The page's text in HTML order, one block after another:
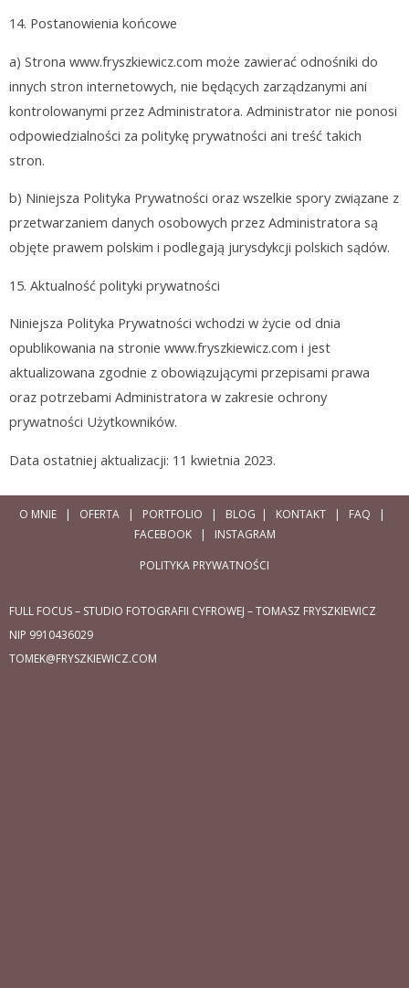
14. Postanowienia końcowe
a) Strona www.fryszkiewicz.com może zawierać odnośniki do
innych stron internetowych, nie będących zarządzanymi ani
kontrolowanymi przez Administratora. Administrator nie ponosi
odpowiedzialności za politykę prywatności ani treść takich
stron.
b) Niniejsza Polityka Prywatności oraz wszelkie spory związane z
przetwarzaniem danych osobowych przez Administratora są
objęte prawem polskim i podlegają jurysdykcji polskich sądów.
15. Aktualność polityki prywatności
Niniejsza Polityka Prywatności wchodzi w życie od dnia
opublikowania na stronie www.fryszkiewicz.com i jest
aktualizowana zgodnie z obowiązującymi przepisami prawa
oraz potrzebami Administratora w zakresie ochrony
prywatności Użytkowników.
Data ostatniej aktualizacji: 11 kwietnia 2023.
O MNIE| OFERTA| PORTFOLIO | BLOG | KONTAKT| FAQ |
FACEBOOK| INSTAGRAM
POLITYKA PRYWATNOŚCI
FULL FOCUS – STUDIO FOTOGRAFII CYFROWEJ – TOMASZ FRYSZKIEWICZ
NIP 9910436029
TOMEK@FRYSZKIEWICZ.COM